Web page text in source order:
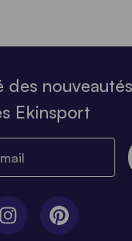
des
Ekinsport